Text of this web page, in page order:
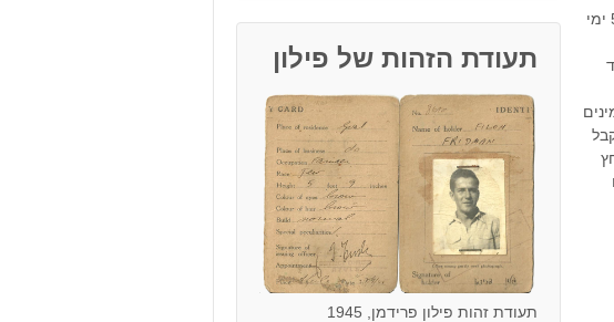
מממים. פירקו את הקורסים ואותם מדריכים הפכו למפקדים בחטיבה 7. העולים החדשים מקבלים 5 ימי
למפקד חטיבה 7. הוא מקבל
לחץ
תעודת הזהות של פילון
תעודת זהות פילון פרידמן, 1945